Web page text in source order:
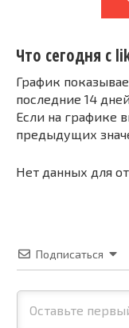
Что сегодня с
График
последние 14 дней.
Если на графике
предыдущих
Нет данных для
Подписаться